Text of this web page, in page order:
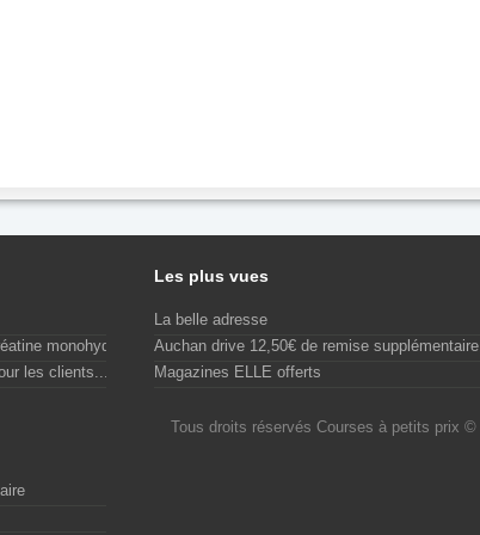
monohydrate...
les clients...
Les plus vues
La belle adresse
Auchan drive 12,50€ de remise supplémentaire
Magazines ELLE offerts
Tous droits réservés Courses à petits prix ©